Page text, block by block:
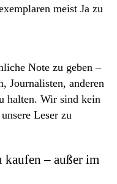
meist Ja zu
Note zu geben –
Journalisten, anderen
halten. Wir sind kein
Leser zu
kaufen – außer im